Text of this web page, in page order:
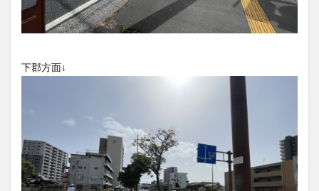
下郡方面↓
大分グルメ
大分スイーツ
大分ランチ
大分三好ヴァイセアドラー
大分市
大分市美術館
大分駅近く
大神ファーム
大谷翔平選手
子育て
宇佐市
居酒屋
平和市民公園能楽堂
庄内町カフェ
府内 投票 挾間町
新幹線
新店
日出 日出町 日田市
昆虫食
明豊
書店 期間限定 本
杵築市